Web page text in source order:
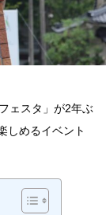
、
ェスタ」が2年ぶ
しめるイベント